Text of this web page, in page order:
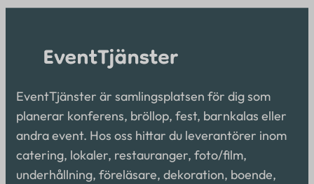
EventTjänster är samlingsplatsen för dig som
planerar konferens, bröllop, fest, barnkalas eller
andra event. Hos oss hittar du leverantörer inom
catering, lokaler, restauranger, foto/film,
underhållning, föreläsare, dekoration, boende,